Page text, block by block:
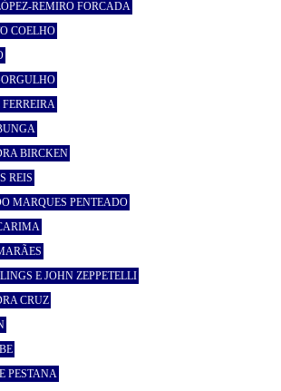
REMIRO FORCADA
COELHO
BIRCKEN
REIS
MARQUES PENTEADO
E JOHN ZEPPETELLI
CRUZ
PESTANA